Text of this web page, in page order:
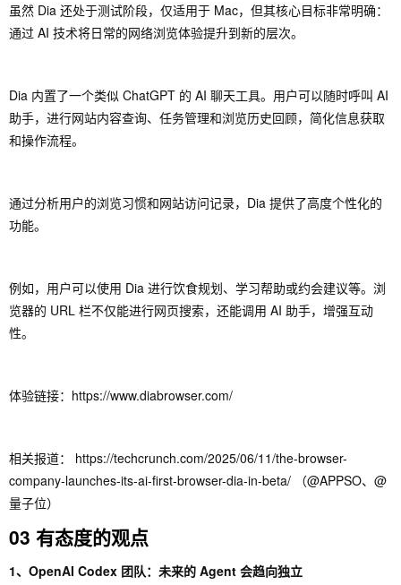
虽然 Dia 还处于测试阶段，仅适用于 Mac，但其核心目标非常明确：
通过 AI 技术将日常的网络浏览体验提升到新的层次。
Dia 内置了一个类似 ChatGPT 的 AI 聊天工具。用户可以随时呼叫 AI
助手，进行网站内容查询、任务管理和浏览历史回顾，简化信息获取
和操作流程。
通过分析用户的浏览习惯和网站访问记录，Dia 提供了高度个性化的
功能。
例如，用户可以使用 Dia 进行饮食规划、学习帮助或约会建议等。浏
览器的 URL 栏不仅能进行网页搜索，还能调用 AI 助手，增强互动
性。
体验链接：https://www.diabrowser.com/
相关报道： https://techcrunch.com/2025/06/11/the-browser-
company-launches-its-ai-first-browser-dia-in-beta/ （@APPSO、@
量子位）
03 有态度的观点
1、OpenAI Codex 团队：未来的 Agent 会趋向独立